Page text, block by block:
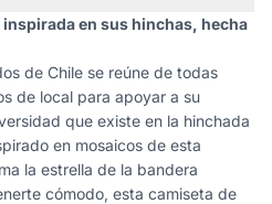
inspirada en sus hinchas, hecha
de Chile se reúne de todas
de local para apoyar a su
que existe en la hinchada
en mosaicos de esta
la estrella de la bandera
cómodo, esta camiseta de